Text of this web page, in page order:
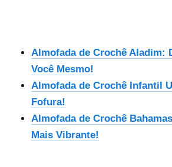
Almofada de Crochê Aladim:
Você Mesmo!
Almofada de Crochê Infantil
Fofura!
Almofada de Crochê
Mais Vibrante!